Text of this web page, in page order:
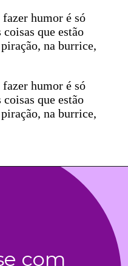
humor é só
coisas que estão
na burrice,
humor é só
coisas que estão
na burrice,
com